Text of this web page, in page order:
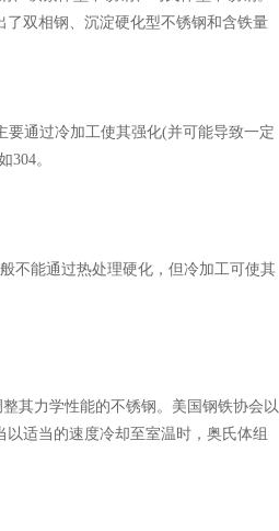
双相钢、沉淀硬化型不锈钢和含铁量
通过冷加工使其强化(并可能导致一定
304。
不能通过热处理硬化，但冷加工可使其
其力学性能的不锈钢。美国钢铁协会以
以适当的速度冷却至室温时，奥氏体组